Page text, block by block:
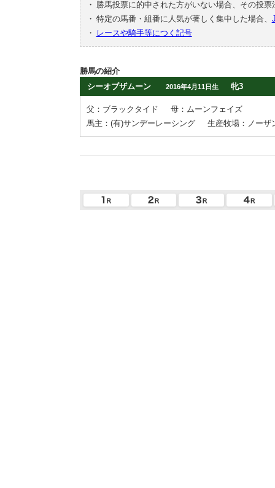
・
勝馬投票に的中された方がいない場合、その投
・ 特定の馬番・組番に人気が著しく集中した場合、
・
レースや騎手等につく記号
勝馬の紹介
シーオブザムーン
2016年4月11日生 牝3
父：ブラックタイド
母：ムーンフェイズ
馬主：(有)サンデーレーシング
生産牧場：ノーザ